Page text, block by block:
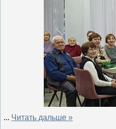
... Читать дальше »